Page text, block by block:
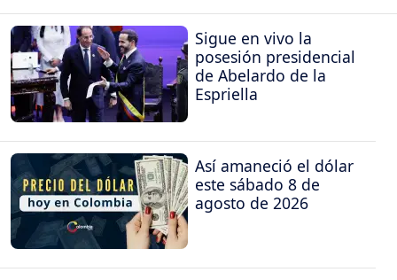
Sigue en vivo la
posesión presidencial
de Abelardo de la
Espriella
Así amaneció el dólar
este sábado 8 de
agosto de 2026